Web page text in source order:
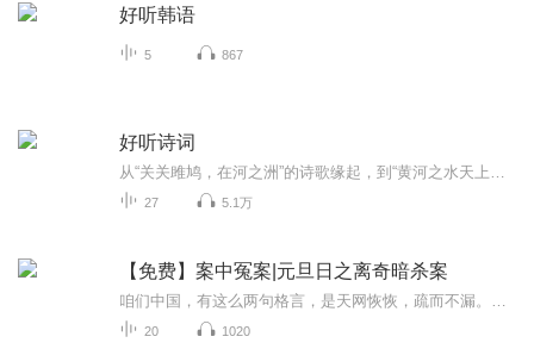
好听韩语
5 867
好听诗词
27 5.1万
【免费】案中冤案|元旦日之离奇暗杀案
20 1020